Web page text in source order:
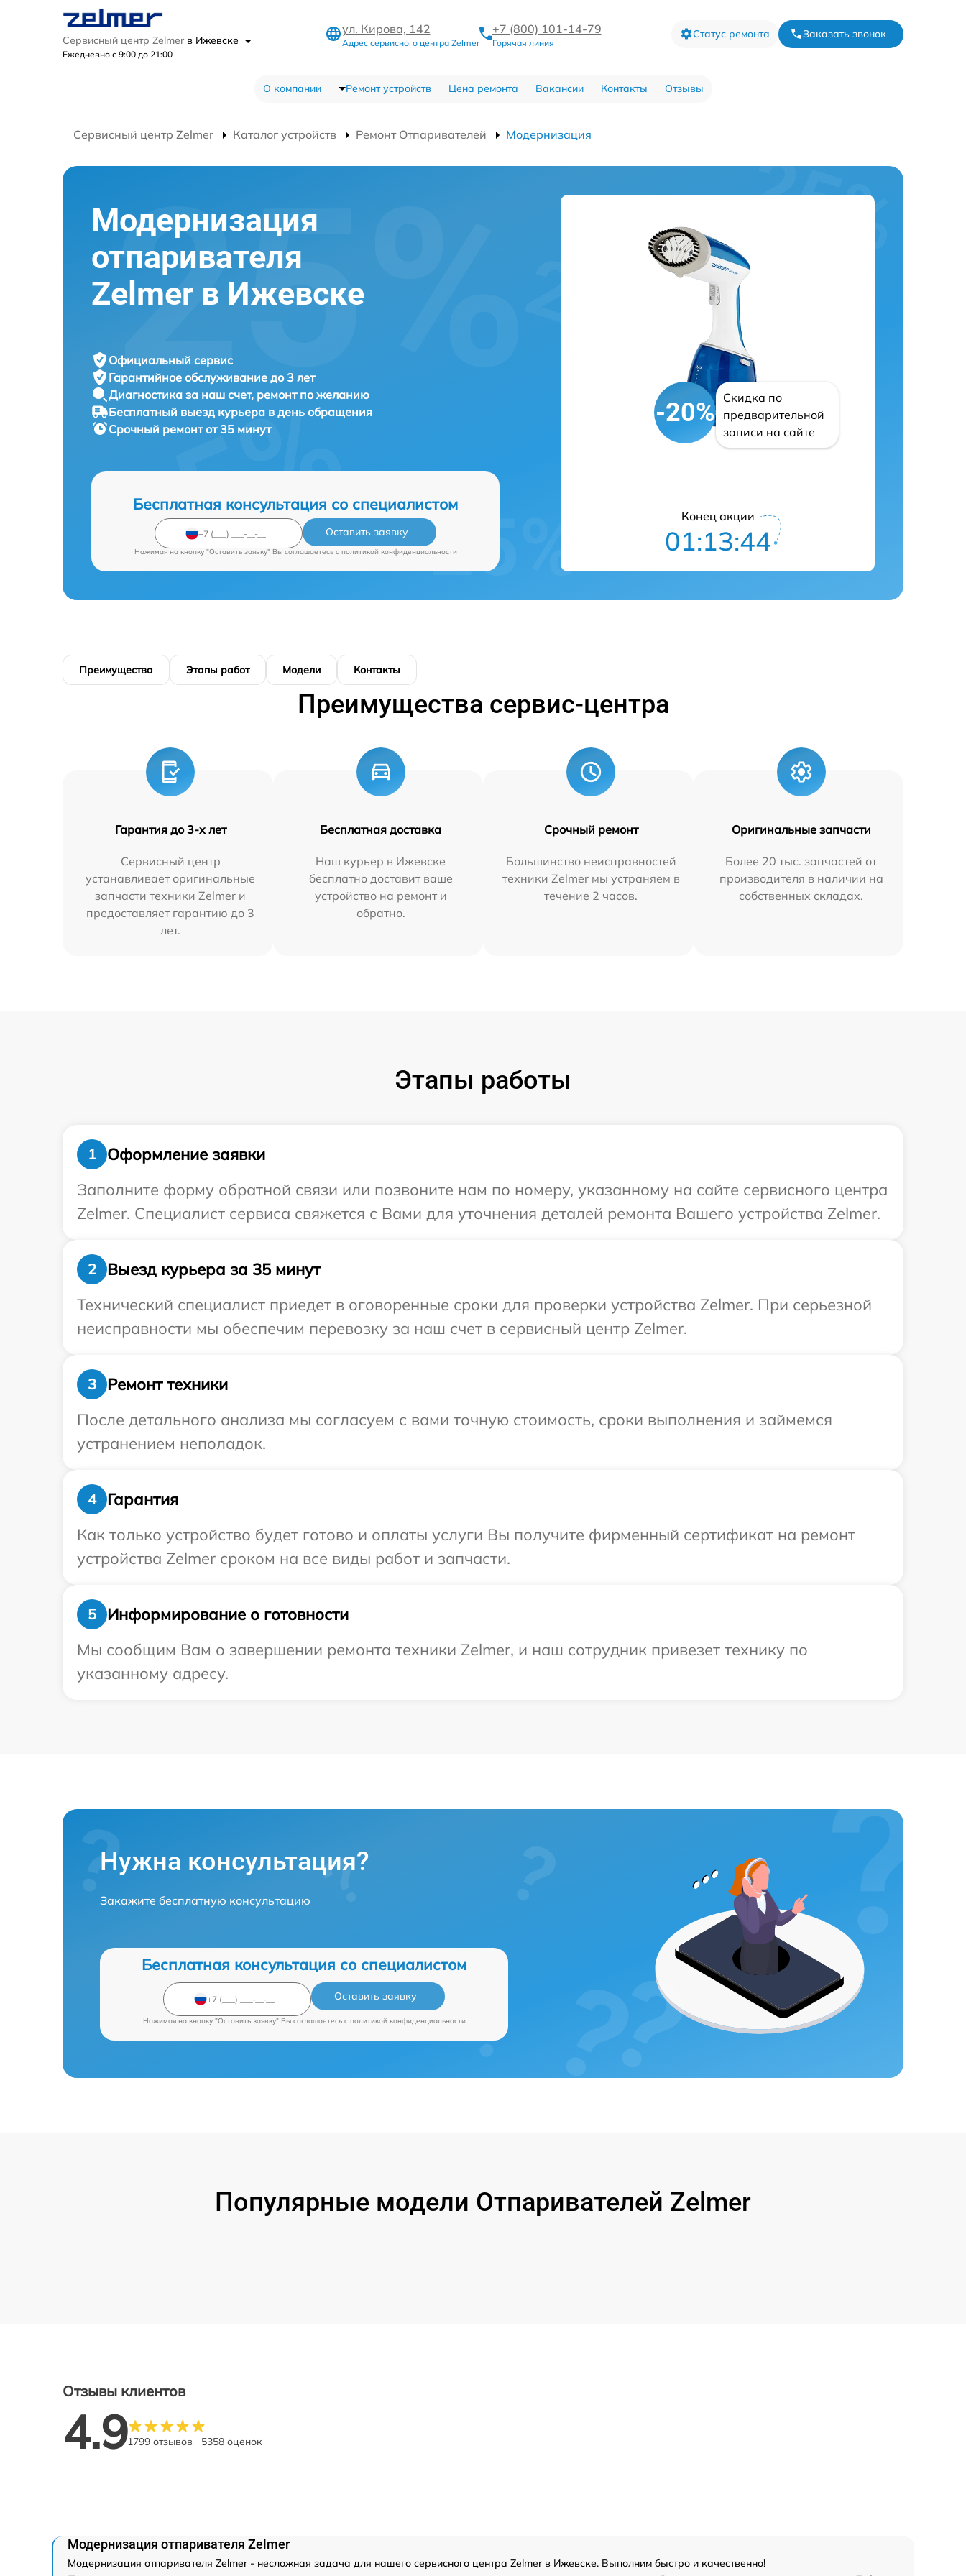
Сервисный центр Zelmer в Ижевске
Ежедневно с 9:00 до 21:00
ул. Кирова, 142
Адрес сервисного центра Zelmer
+7 (800) 101-14-79
Горячая линия
Статус ремонта Заказать звонок
О компании Ремонт устройств Цена ремонта Вакансии Контакты Отзывы
Сервисный центр Zelmer Каталог устройств Ремонт Отпаривателей Модернизация
Модернизация
отпаривателя
Zelmer в Ижевске
Официальный сервис
Гарантийное обслуживание до 3 лет
Диагностика за наш счет, ремонт по желанию
Бесплатный выезд курьера в день обращения
Срочный ремонтот 35 минут
Бесплатная консультация со специалистом
Оставить заявку
Нажимая на кнопку "Оставить заявку" Вы соглашаетесь c политикой конфиденциальности
-20%
Скидка по
предварительной
записи на сайте
Конец акции
01:13:43
Преимущества Этапы работ Модели Контакты
Преимущества сервис-центра
Гарантия до 3-х лет
Сервисный центр
устанавливает оригинальные
запчасти техники Zelmer и
предоставляет гарантию до 3
лет.
Бесплатная доставка
Наш курьер в Ижевске
бесплатно доставит ваше
устройство на ремонт и
обратно.
Срочный ремонт
Большинство неисправностей
техники Zelmer мы устраняем в
течение 2 часов.
Оригинальные запчасти
Более 20 тыс. запчастей от
производителя в наличии на
собственных складах.
Этапы работы
1
Оформление заявки
Заполните форму обратной связи или позвоните нам по номеру, указанному на сайте сервисного центра
Zelmer. Специалист сервиса свяжется с Вами для уточнения деталей ремонта Вашего устройства Zelmer.
2
Выезд курьера за 35 минут
Технический специалист приедет в оговоренные сроки для проверки устройства Zelmer. При серьезной
неисправности мы обеспечим перевозку за наш счет в сервисный центр Zelmer.
3
Ремонт техники
После детального анализа мы согласуем с вами точную стоимость, сроки выполнения и займемся
устранением неполадок.
4
Гарантия
Как только устройство будет готово и оплаты услуги Вы получите фирменный сертификат на ремонт
устройства Zelmer сроком на все виды работ и запчасти.
5
Информирование о готовности
Мы сообщим Вам о завершении ремонта техники Zelmer, и наш сотрудник привезет технику по
указанному адресу.
Нужна консультация?
Закажите бесплатную консультацию
Бесплатная консультация со специалистом
Оставить заявку
Нажимая на кнопку "Оставить заявку" Вы соглашаетесь c политикой конфиденциальности
Популярные модели Отпаривателей Zelmer
Отзывы клиентов
4.91799 отзывов 5358 оценок
Модернизация отпаривателя Zelmer
Модернизация отпаривателя Zelmer - несложная задача для нашего сервисного центра Zelmer в Ижевске. Выполним быстро и качественно!